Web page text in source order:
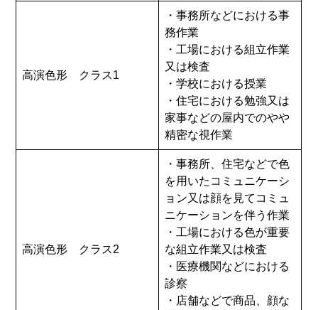
高演色形 クラス1
・事務所などにおける事
務作業
・工場における組立作業
又は検査
・学校における授業
・住宅における勉強又は
家事などの屋内でのやや
精密な視作業
高演色形 クラス2
・事務所、住宅などで色
を用いたコミュニケーシ
ョン又は顔を見てコミュ
ニケーションを伴う作業
・工場における色が重要
な組立作業又は検査
・医療機関などにおける
診察
・店舗などで商品、顔な